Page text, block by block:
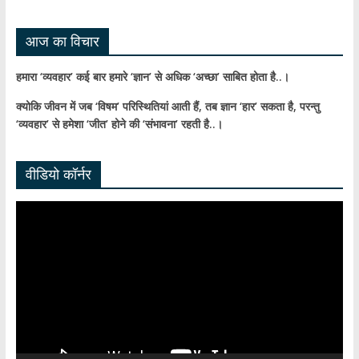
आज का विचार
हमारा ‘व्यवहार’ कई बार हमारे ‘ज्ञान’ से अधिक ‘अच्छा’ साबित होता है..।
क्योकि जीवन में जब ‘विषम’ परिस्थितियां आती हैं,तब ज्ञान ‘हार’ सकता है,परन्तु
‘व्यवहार’ से हमेशा ‘जीत’ होने की ‘संभावना’ रहती है..।
वीडियो कॉर्नर